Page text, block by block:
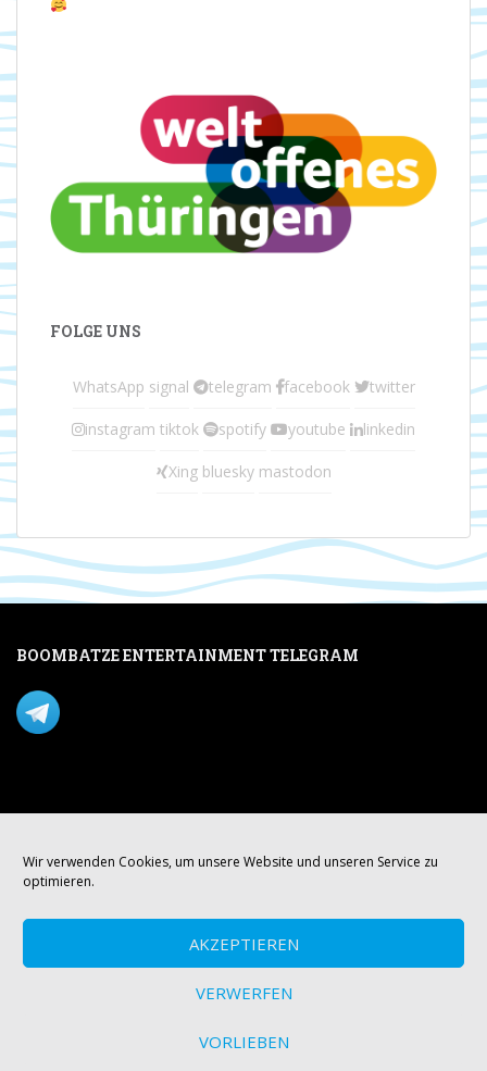
Wir verwenden Cookies, um unsere Website und unseren Service zu
optimieren.
AKZEPTIEREN
VERWERFEN
VORLIEBEN
FOLGE UNS
WhatsApp signal telegram facebook twitter
instagram tiktok spotify youtube linkedin
Xing bluesky mastodon
BOOMBATZE ENTERTAINMENT TELEGRAM